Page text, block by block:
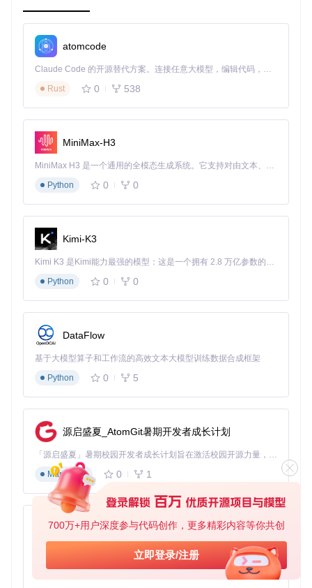
700万+用户深度参与代码创作，更多精彩内容等你共创
立即登录/注册
atomcode
Claude Code 的开源替代方案。连接任意大模型，编辑代码，运行命令，自动验证 — 全自动执行。用 Rust 构建，极致性能。 ｜ An open-source alternative to Claude Code. Connect any LLM, edit code, run commands, and verify changes — autonomously. Built in Rust for speed. Get Started
Rust
0 538
MiniMax-H3
MiniMax H3 是一个通用的全模态生成系统。它支持对由文本、图像、视频和音频组成的多模态上下文进行统一理解，并能生成分辨率高达 2K、时长可达 15 秒的带原生立体声音频的视频。得益于面向任务泛化的系统设计，H3 在预训练阶段就已具备广泛的多模态上下文理解与生成能力，能够出色地执行复杂的多模态指令。
Python
0 0
Kimi-K3
Kimi K3 是Kimi能力最强的模型：这是一个拥有 2.8 万亿参数的混合专家（MoE）模型，具备原生视觉理解能力，并支持 100 万 token 的上下文窗口。
Python
0 0
DataFlow
基于大模型算子和工作流的高效文本大模型训练数据合成框架
Python
0 5
源启盛夏_AtomGit暑期开发者成长计划
「源启盛夏」暑期校园开发者成长计划旨在激活校园开源力量，通过积分激励、认证扶持、资源倾斜等形式，引导高校组织和开发者完成「入驻 — 建项目 — 做贡献 — 获认证 — 得资源」的完整闭环。无论你是想带领社团入驻平台的组织者，还是希望用代码贡献证明自己的开发者，都能在这里找到属于你的成长路径。
Markdown
0 1
py-xiaozhi
基于Python的Xiaozhi AI，适用于想要完整Xiaozhi体验而无需拥有专用硬件的用户。
Python
0 1